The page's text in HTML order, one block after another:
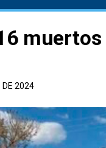
DE 2024